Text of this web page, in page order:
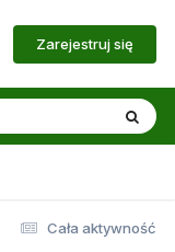
Zarejestruj się
Cała aktywność